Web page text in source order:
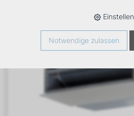
Einstellen
Notwendige zulassen